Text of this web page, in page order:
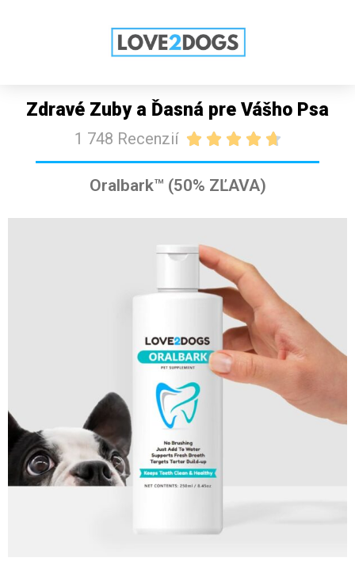
ZĽAVA: 50% LEN DNES!
KÚPIŤ
Zdravé Zuby a Ďasná pre Vášho Psa
1 748 Recenzií     
Oralbark™ (50% ZĽAVA)